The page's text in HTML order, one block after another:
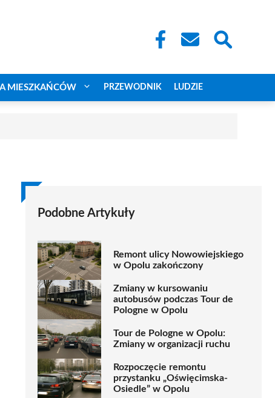
MIESZKAŃCÓW PRZEWODNIK LUDZIE
Podobne Artykuły
Remont ulicy Nowowiejskiego
w Opolu zakończony
Zmiany w kursowaniu
autobusów podczas Tour de
Pologne w Opolu
Tour de Pologne w Opolu:
Zmiany w organizacji ruchu
Rozpoczęcie remontu
przystanku „Oświęcimska-
Osiedle” w Opolu